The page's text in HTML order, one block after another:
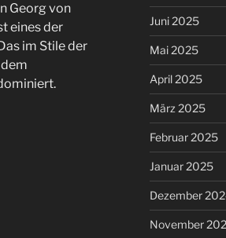
Georg von
eines der
im Stile der
.
Juni 2025
Mai 2025
April 2025
März 2025
Februar 2025
Januar 2025
Dezember
November